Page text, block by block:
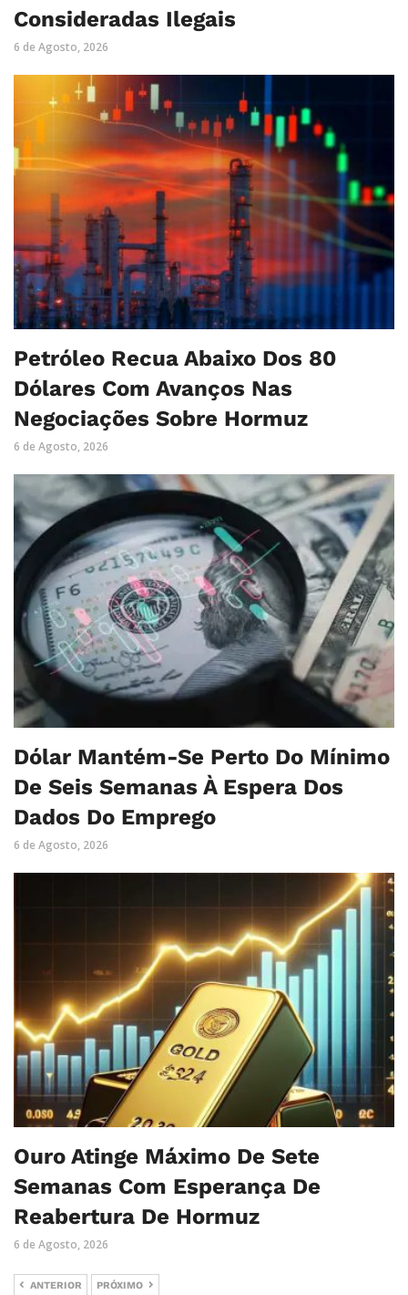
Consideradas Ilegais
6 de Agosto, 2026
Petróleo Recua Abaixo Dos 80
Dólares Com Avanços Nas
Negociações Sobre Hormuz
6 de Agosto, 2026
Dólar Mantém-Se Perto Do Mínimo
De Seis Semanas À Espera Dos
Dados Do Emprego
6 de Agosto, 2026
Ouro Atinge Máximo De Sete
Semanas Com Esperança De
Reabertura De Hormuz
6 de Agosto, 2026
ANTERIOR PRÓXIMO